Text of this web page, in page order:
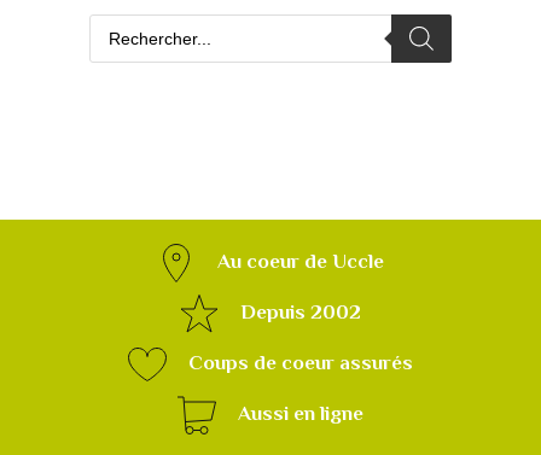
Au coeur de Uccle
Depuis 2002
Coups de coeur assurés
Aussi en ligne